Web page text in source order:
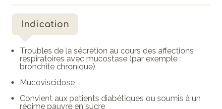
Indication
Troubles de la sécrétion au cours des affections
respiratoires avec mucostase (par exemple :
bronchite chronique)
Mucoviscidose
Convient aux patients diabétiques ou soumis à un
régime pauvre en sucre